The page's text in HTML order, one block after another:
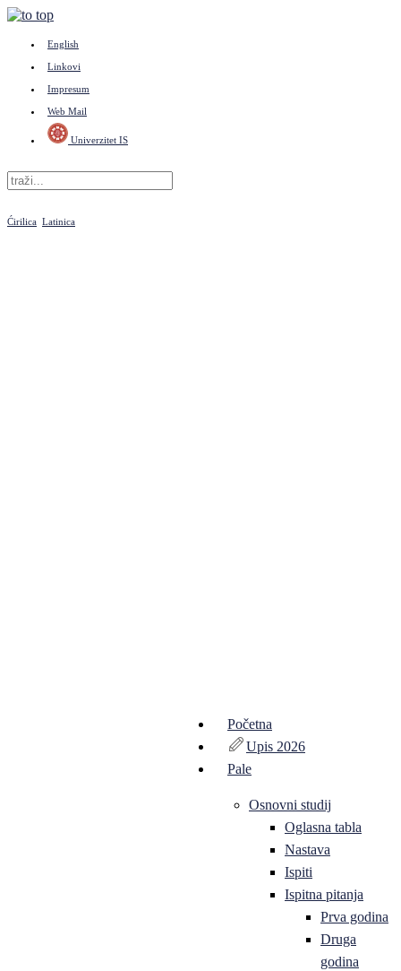
English
Linkovi
Impresum
Web Mail
Univerzitet IS
Ćirilica Latinica
Početna
Upis 2026
Pale
Osnovni studij
Oglasna tabla
Nastava
Ispiti
Ispitna pitanja
Prva godina
Druga
godina